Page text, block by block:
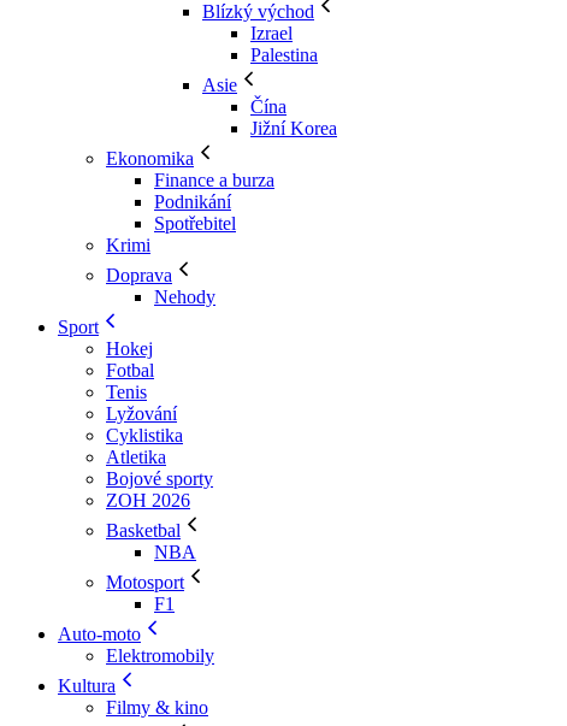
Blízký východ
Izrael
Palestina
Asie
Čína
Jižní Korea
Ekonomika
Finance a burza
Podnikání
Spotřebitel
Krimi
Doprava
Nehody
Sport
Hokej
Fotbal
Tenis
Lyžování
Cyklistika
Atletika
Bojové sporty
ZOH 2026
Basketbal
NBA
Motosport
F1
Auto-moto
Elektromobily
Kultura
Filmy & kino